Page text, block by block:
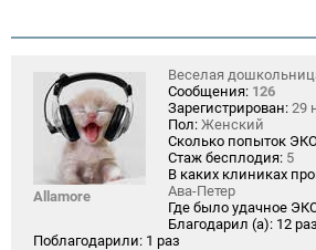
и
Allamore
Веселая
Сообщения: 126
Зарегистрирован: 29
Пол: Женский
Сколько попыток
Стаж бесплодия: 5
В каких клиниках
Ава-Петер
Где было удачное
Благодарил (а): 12 раз
Поблагодарили: 1 раз